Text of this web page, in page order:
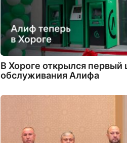
В Хороге открылся первый
обслуживания Алифа